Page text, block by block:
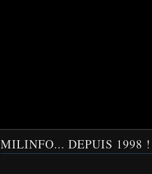
MILINFO... DEPUIS 1998 !